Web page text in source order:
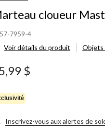
cloueur
7959-4
Voir détails du produit
Objets
$
Inscrivez-vous aux alertes de